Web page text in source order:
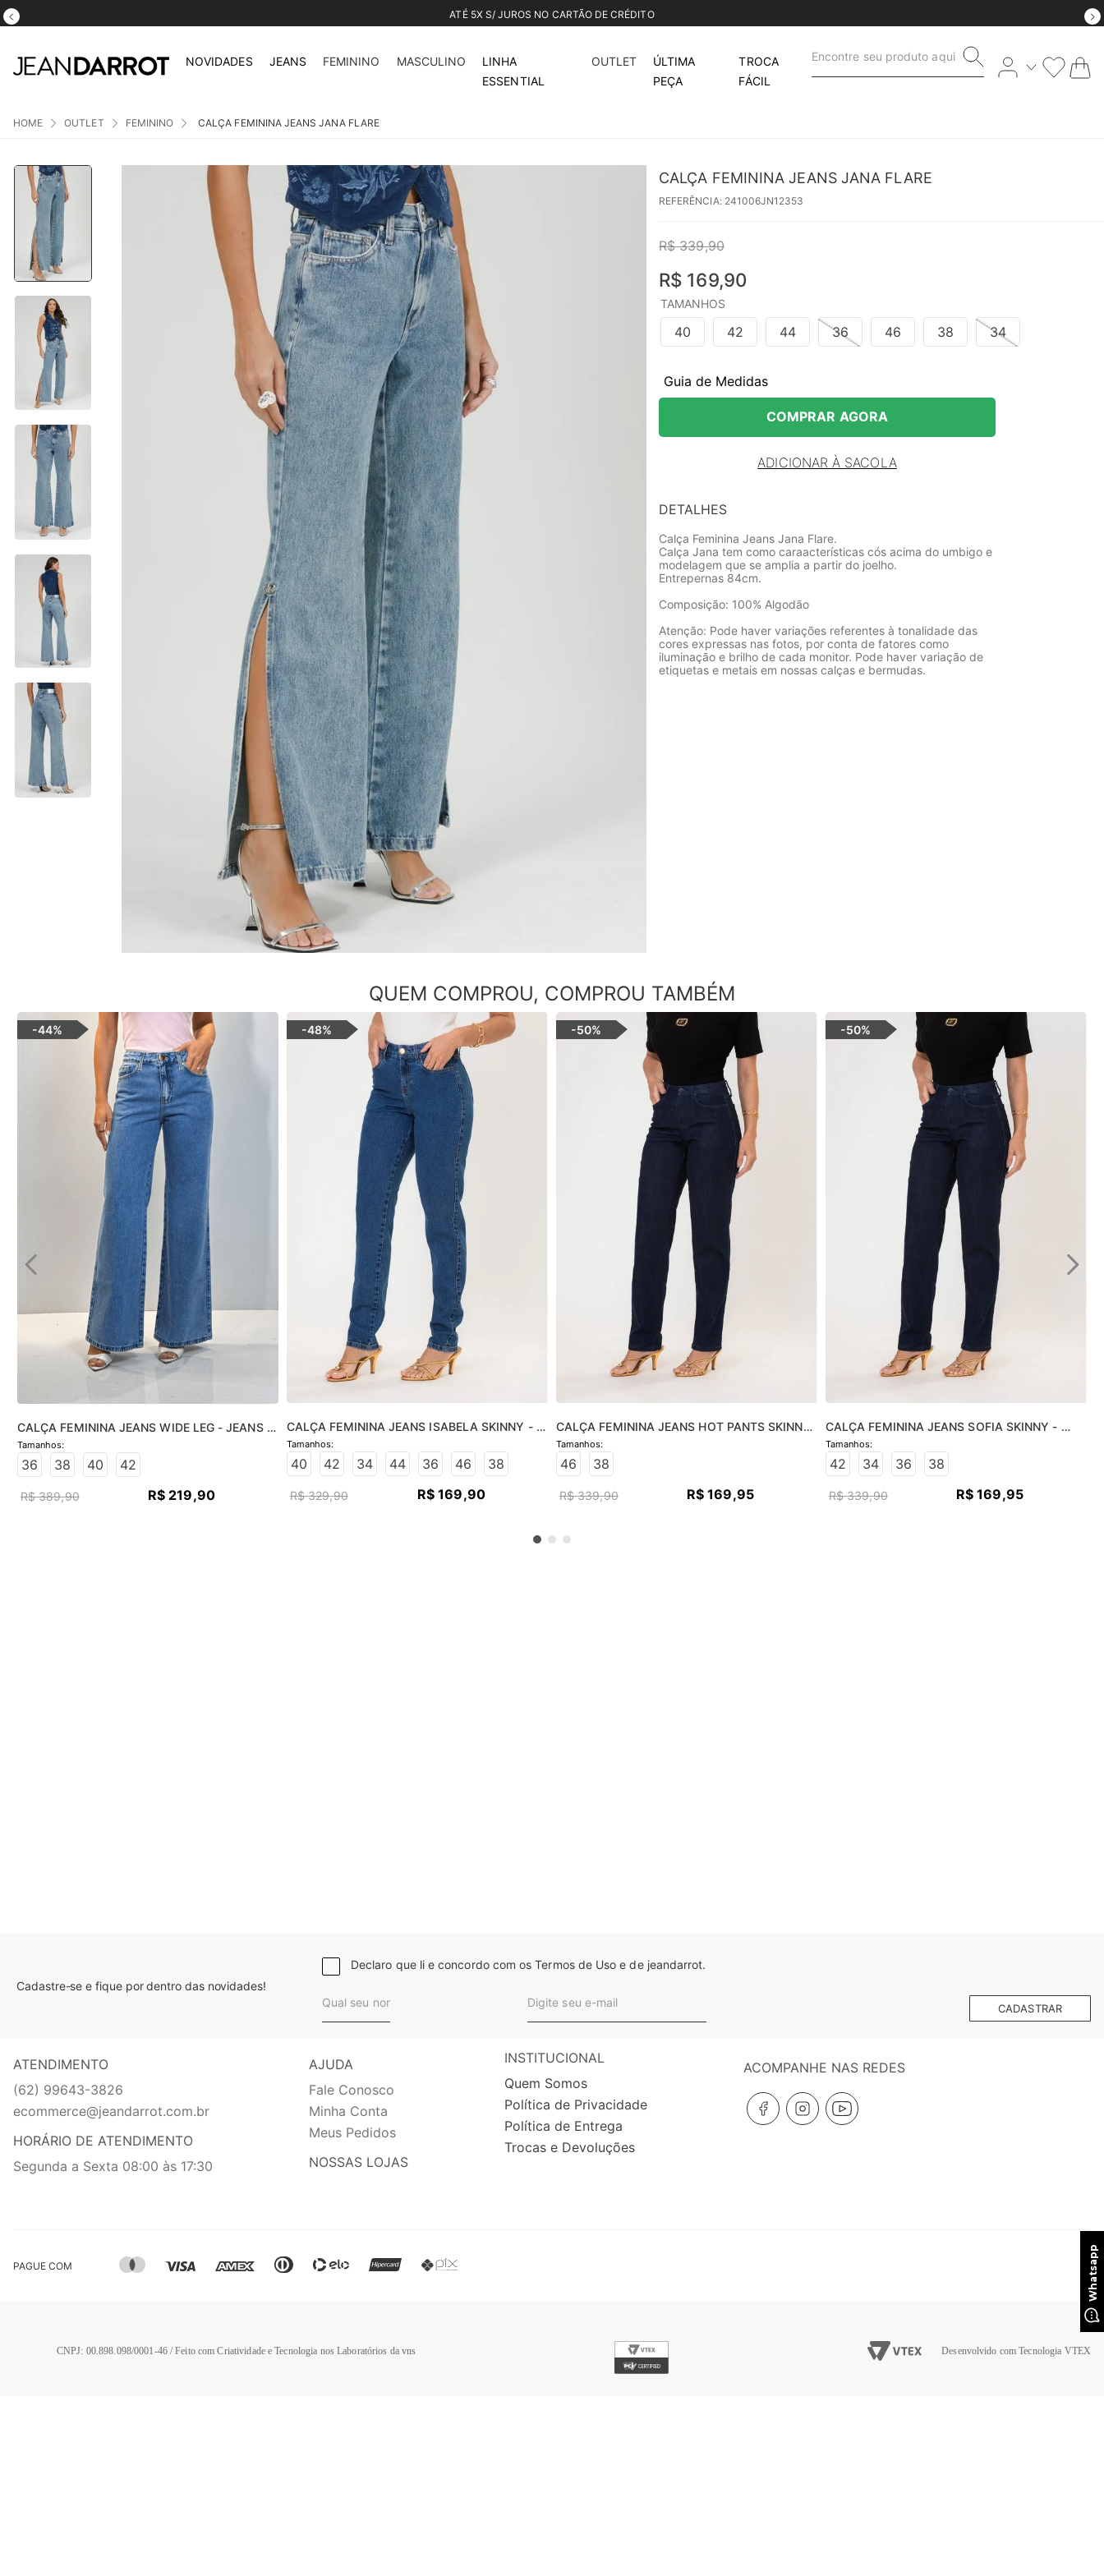
ATÉ 5X S/ JUROS NO CARTÃO DE CRÉDITO
NOVIDADES JEANS FEMININO MASCULINO
LINHA
ESSENTIAL
OUTLET
ÚLTIMA
PEÇA
TROCA
FÁCIL
Encontre seu produto aqui
OUTLET FEMININO CALÇA FEMININA JEANS JANA FLARE
CALÇA FEMININA JEANS JANA FLARE
REFERÊNCIA: 241006JN12353
R$ 339,90
R$ 169,90
50%off
TAMANHOS
40 42 44 36 46 38 34
Guia de Medidas
COMPRAR AGORA
ADICIONAR À SACOLA
DETALHES
Calça Feminina Jeans Jana Flare.
Calça Jana tem como caraacterísticas cós acima do umbigo e
modelagem que se amplia a partir do joelho.
Entrepernas 84cm.
Composição: 100% Algodão
Atenção: Pode haver variações referentes à tonalidade das
cores expressas nas fotos, por conta de fatores como
iluminação e brilho de cada monitor. Pode haver variação de
etiquetas e metais em nossas calças e bermudas.
QUEM COMPROU, COMPROU TAMBÉM
-44%
CALÇA FEMININA JEANS WIDE LEG - JEANS
CLARO
36 38 40 42
R$ 389,90 R$ 219,90
-48%
CALÇA FEMININA JEANS ISABELA SKINNY -
JEANS MÉDIO
40 42 34 44 36 46 38
R$ 329,90 R$ 169,90
-50%
CALÇA FEMININA JEANS HOT PANTS SKINNY
- JEANS ESCURO
46 38
R$ 339,90 R$ 169,95
-50%
CALÇA FEMININA JEANS SOFIA SKINNY -
JEANS ESCURO
42 34 36 38
R$ 339,90 R$ 169,95
Cadastre-se e fique por dentro das novidades!
Declaro que li e concordo com os Termos de Uso e de jeandarrot.
CADASTRAR
ATENDIMENTO
(62) 99643-3826
ecommerce@jeandarrot.com.br
HORÁRIO DE ATENDIMENTO
Segunda a Sexta 08:00 às 17:30
AJUDA
Fale Conosco
Minha Conta
Meus Pedidos
NOSSAS LOJAS
INSTITUCIONAL
Quem Somos
Política de Privacidade
Política de Entrega
Trocas e Devoluções
ACOMPANHE NAS REDES
PAGUE COM
CNPJ: 00.898.098/0001-46 / Feito com Criatividade e Tecnologia nos Laboratórios da vns Desenvolvido com Tecnologia VTEX